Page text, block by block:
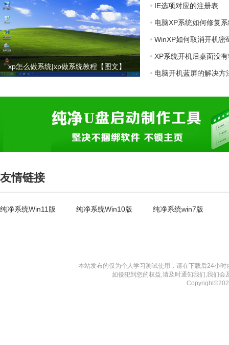
xp怎么做系统|xp做系统教程【图文】
IE选项对应的注册表
电脑XP系统如何修复
WinXP如何取消开机密
XP系统开机后桌面没
电脑开机蓝屏的解决方
友情链接
纯净系统Win11版 纯净系统Win10版 纯净系统win7版
本站发布的仅为个人学习测试使用，请在下载后24小
如侵犯到您的权益,请及时通知我们,我们